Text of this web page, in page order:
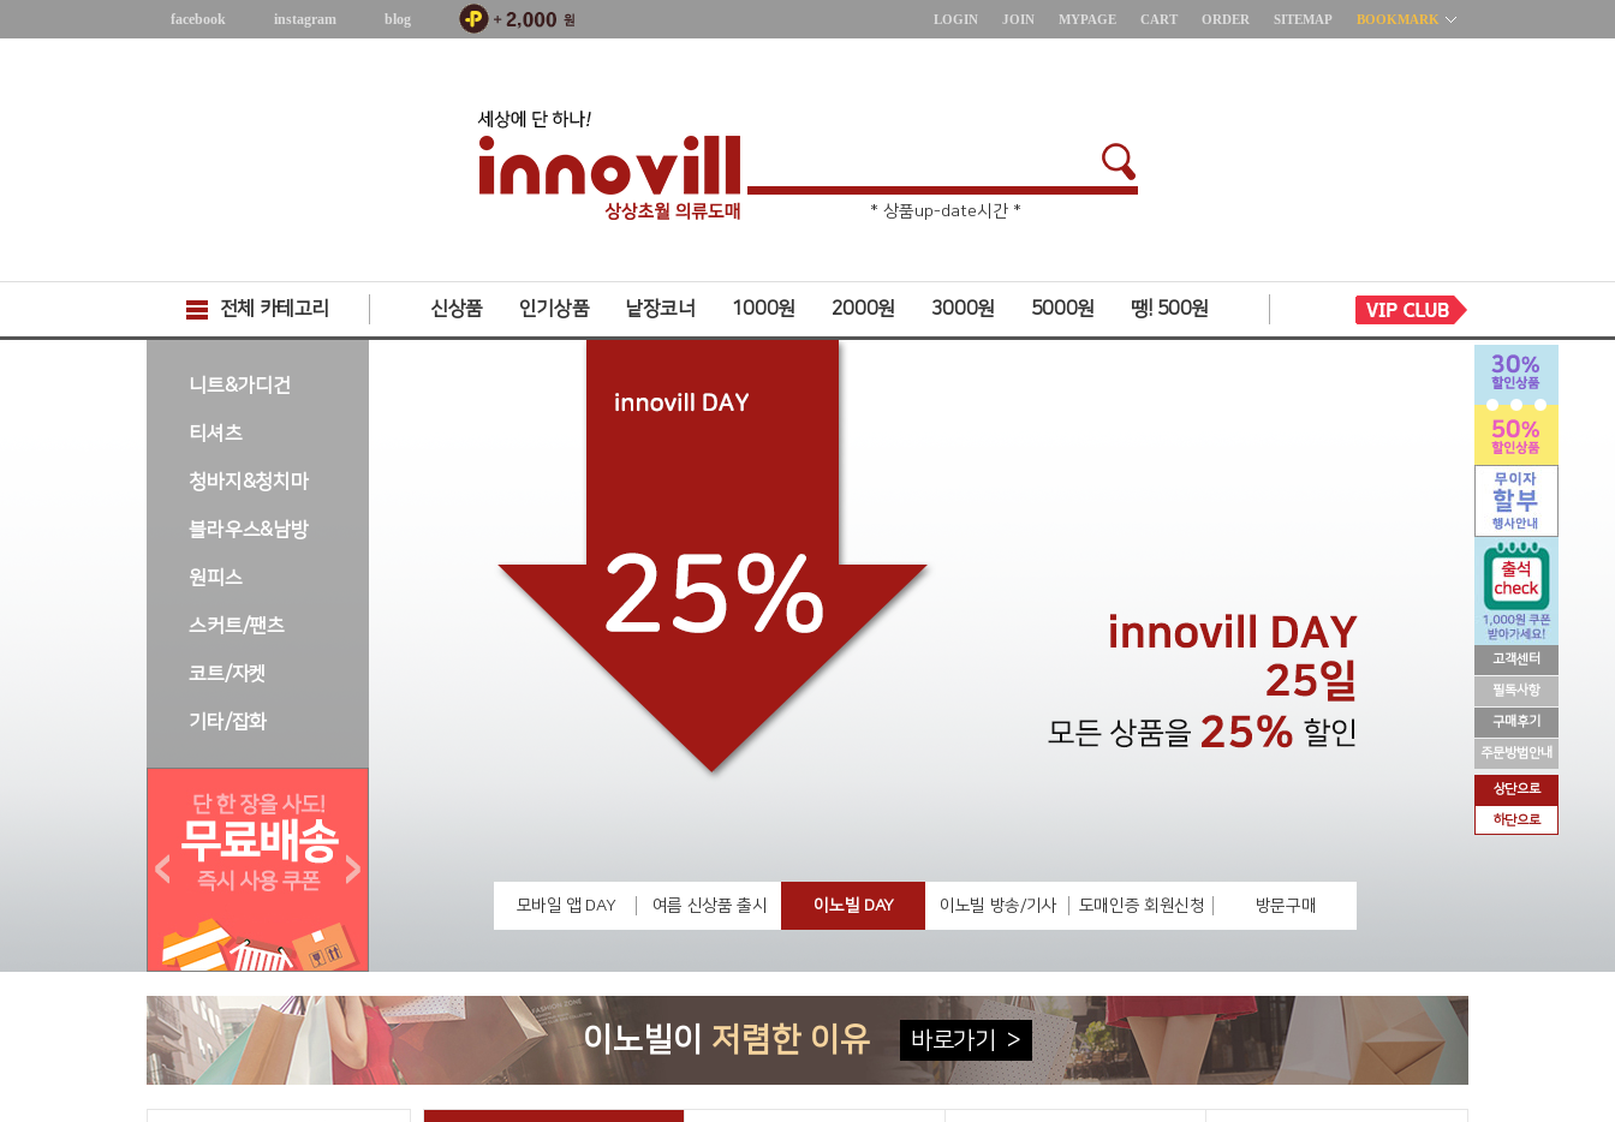
고객센터
필독사항
구매후기
주문방법안내
상단으로
하단으로
facebook instagram blog LOGIN JOIN MYPAGE CART ORDER SITEMAP BOOKMARK
* 주문취소 제한 *
전체 카테고리 신상품 인기상품 낱장코너 1000원 2000원 3000원 5000원 땡! 500원
니트&가디건
티셔츠
청바지&청치마
블라우스&남방
원피스
스커트/팬츠
코트/자켓
기타/잡화
모바일 앱 DAY 여름 신상품 출시 이노빌 DAY 이노빌 방송/기사 도매인증 회원신청 방문구매
이노빌이 저렴한 이유 바로가기 >